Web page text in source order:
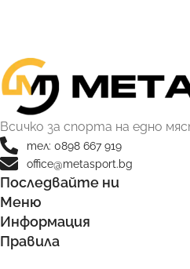
Всичко за спорта на едно
тел: 0898 667 919
office@metasport.bg
Последвайте ни
Меню
Информация
Правила